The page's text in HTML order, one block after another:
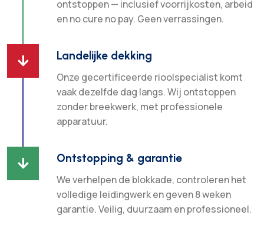
ontstoppen — inclusief voorrijkosten, arbeid
en no cure no pay. Geen verrassingen.
 Landelijke dekking
Onze gecertificeerde rioolspecialist komt
vaak dezelfde dag langs. Wij ontstoppen
zonder breekwerk, met professionele
apparatuur.
 Ontstopping & garantie
We verhelpen de blokkade, controleren het
volledige leidingwerk en geven 8 weken
garantie. Veilig, duurzaam en professioneel.